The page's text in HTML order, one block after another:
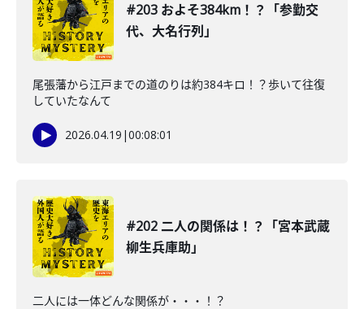
#203 およそ384km！？「参勤交
代、大名行列」
尾張藩から江戸までの道のりは約384キロ！？歩いて往復
していたなんて
2026.04.19 |00:08:01
#202 二人の関係は！？「宮本武蔵
柳生兵庫助」
二人には一体どんな関係が・・・！？